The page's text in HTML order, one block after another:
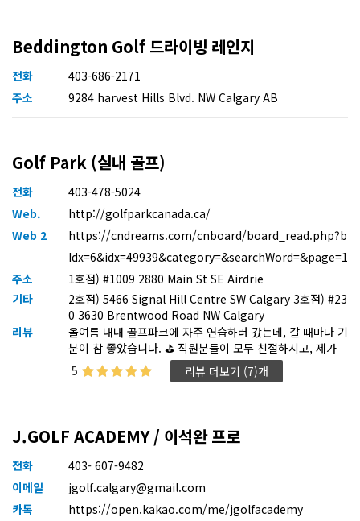
분위기를 만들어 주시고, 칭찬도 많이 해주셔서 아이가 다시
골프를 좋아하게 된 것 같아요. 부모 입장에서는 정말 만족스
럽네요.
Beddington Golf 드라이빙 레인지
전화
403-686-2171
주소
9284 harvest Hills Blvd. NW Calgary AB
Golf Park (실내 골프)
전화
403-478-5024
Web.
http://golfparkcanada.ca/
Web 2
https://cndreams.com/cnboard/board_read.php?b
Idx=6&idx=49939&category=&searchWord=&page=1
주소
1호점) #1009 2880 Main St SE Airdrie
기타
2호점) 5466 Signal Hill Centre SW Calgary 3호점) #23
0 3630 Brentwood Road NW Calgary
리뷰
올여름 내내 골프파크에 자주 연습하러 갔는데, 갈 때마다 기
분이 참 좋았습니다. ⛳️ 직원분들이 모두 친절하시고, 제가
조금 일찍 도착하거나 늦게 나가더라도 전혀 불편한 기색 없
이 항상 웃으며 맞아주셔서 마음이 편했어요. 사장님도 직접
고 밝은 것 같았습니다. 이런 분위기 덕분에 시설도 항상 깔
끔하게 관리되고, 기계도 최신이라 연습할 때마다 만족스러
웠습니다. 캘거리에서 골프 연습할 공간을 찾으신다면 골프
기분 좋게 연습할 수 있는 곳이라 자신 있게 추천드립니다!
5 리뷰 더보기 (7)개
J.GOLF ACADEMY / 이석완 프로
전화
403- 607-9482
이메일
jgolf.calgary@gmail.com
카톡
https://open.kakao.com/me/jgolfacademy